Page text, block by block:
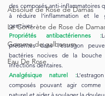
Absolue de Rose de Damas
Le Concrète de Rose de
Gomme de galbanum
Eau De Rose
des composés anti-inflammatoires
à réduire l’inflammation et le
gencives.
Propriétés antibactériennes :
présentes dans l’estragon
bactéries nocives de la
infections dentaires.
Analgésique naturel :
composés pouvant agir comme